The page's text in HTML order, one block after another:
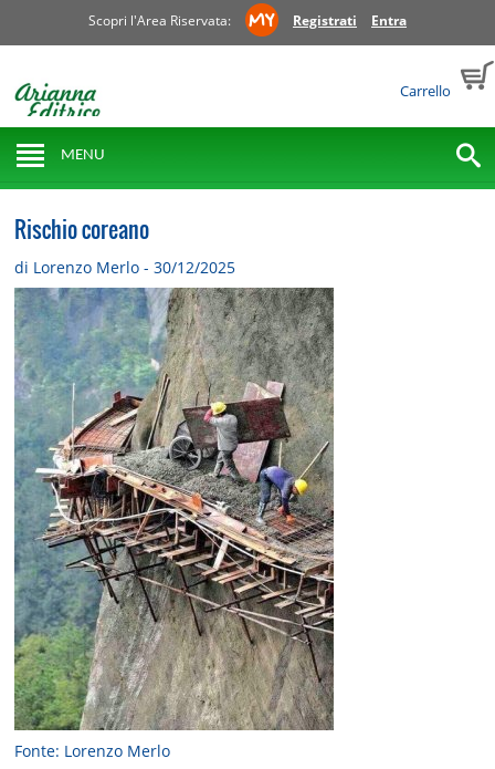
Scopri l'Area Riservata: Registrati Entra
Carrello
MENU
Rischio coreano
di Lorenzo Merlo - 30/12/2025
Fonte: Lorenzo Merlo